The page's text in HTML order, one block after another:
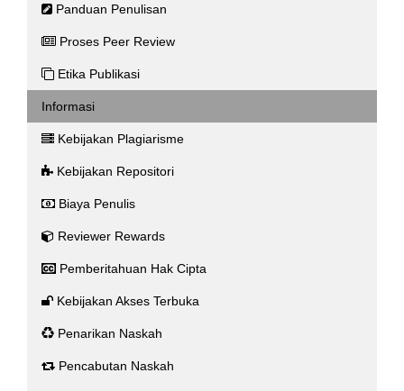
Panduan Penulisan
Proses Peer Review
Etika Publikasi
Informasi
Kebijakan Plagiarisme
Kebijakan Repositori
Biaya Penulis
Reviewer Rewards
Pemberitahuan Hak Cipta
Kebijakan Akses Terbuka
Penarikan Naskah
Pencabutan Naskah